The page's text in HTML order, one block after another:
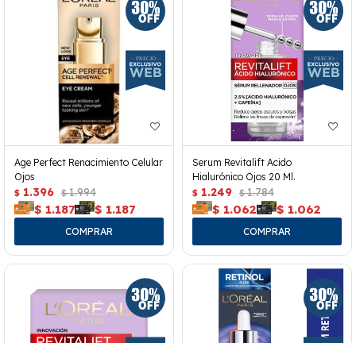
Age Perfect Renacimiento Celular
Ojos
$ 1.396 $ 1.994
$ 1.187 $ 1.187
Serum Revitalift Acido
Hialurónico Ojos 20 Ml.
$ 1.249 $ 1.784
$ 1.062 $ 1.062